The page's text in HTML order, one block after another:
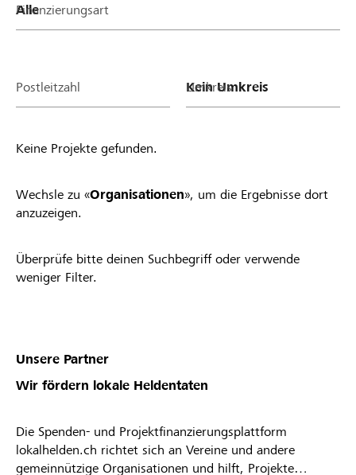
Finanzierungsart
Postleitzahl Umkreis
Keine Projekte gefunden.
Wechsle zu «Organisationen», um die Ergebnisse dort
anzuzeigen.
Überprüfe bitte deinen Suchbegriff oder verwende
weniger Filter.
Unsere Partner
Wir fördern lokale Heldentaten
Die Spenden- und Projektfinanzierungsplattform
lokalhelden.ch richtet sich an Vereine und andere
gemeinnützige Organisationen und hilft, Projekte